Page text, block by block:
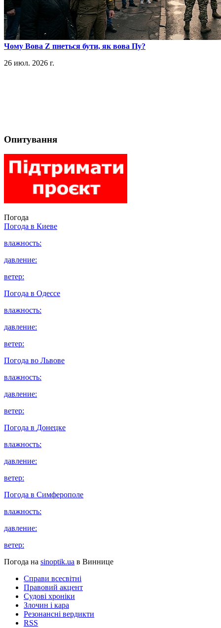
​Чому Вова Z пнеться бути, як вова Пу?
26 июл. 2026 г.
Опитування
Погода
Погода в Киеве
влажность:
давление:
ветер:
Погода в Одессе
влажность:
давление:
ветер:
Погода во Львове
влажность:
давление:
ветер:
Погода в Донецке
влажность:
давление:
ветер:
Погода в Симферополе
влажность:
давление:
ветер:
Погода на sinoptik.ua в Виннице
Справи всесвітні
Правовий акцент
Судові хроніки
Злочин і кара
Резонансні вердикти
RSS